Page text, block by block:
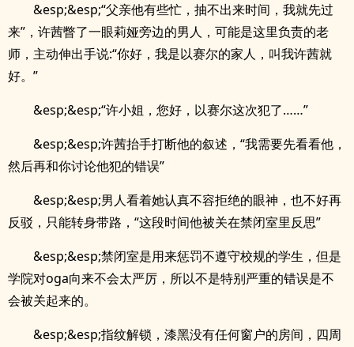
&esp;&esp;“父亲他有些忙，抽不出来时间，我就先过
来”，许茜瞥了一眼莉娅旁边的男人，可能是这里负责的老
师，主动伸出手说:“你好，我是以赛尔的家人，叫我许茜就
好。”
&esp;&esp;“许小姐，您好，以赛尔这次犯了……”
&esp;&esp;许茜抬手打断他的叙述，“我需要先看看他，
然后再和你讨论他犯的错误”
&esp;&esp;男人看着她认真不容拒绝的眼神，也不好再
反驳，只能转身带路，“这段时间他被关在禁闭室里反思”
&esp;&esp;禁闭室是用来惩罚不遵守校规的学生，但是
学院对oga向来不会太严厉，所以不是特别严重的错误是不
会被关起来的。
&esp;&esp;指纹解锁，漆黑没有任何窗户的房间，四周